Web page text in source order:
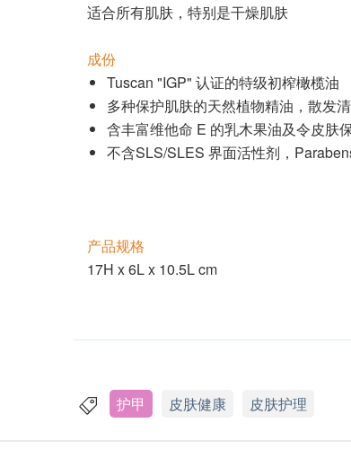
适合所有肌肤，特别是干燥肌肤
成份
Tuscan "IGP" 认证的特级初榨橄榄油
多种保护肌肤的天然植物精油，散发
含丰富维他命 E 的乳木果油及令皮肤
不含SLS/SLES 界面活性剂，
产品规格
17H x 6L x 10.5L cm
护甲 皮肤健康 皮肤护理